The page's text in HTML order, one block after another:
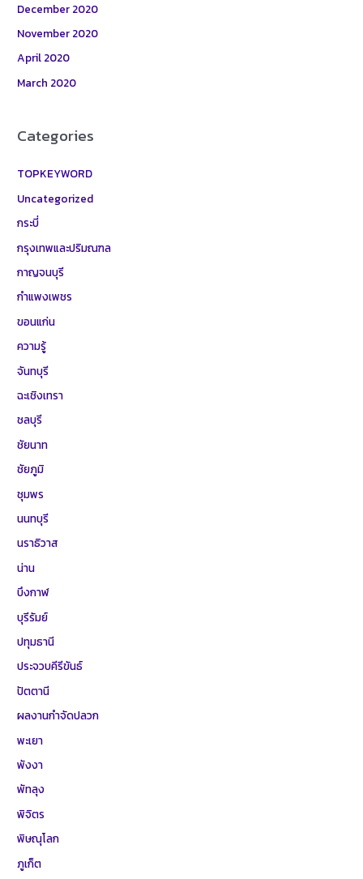
December 2020
November 2020
April 2020
March 2020
Categories
TOPKEYWORD
Uncategorized
กระบี่
กรุงเทพและปริมณฑล
กาญจนบุรี
กำแพงเพชร
ขอนแก่น
ความรู้
จันทบุรี
ฉะเชิงเทรา
ชลบุรี
ชัยนาท
ชัยภูมิ
ชุมพร
นนทบุรี
นราธิวาส
น่าน
บึงกาฬ
บุรีรัมย์
ปทุมธานี
ประจวบคีรีขันธ์
ปัตตานี
ผลงานกำจัดปลวก
พะเยา
พังงา
พัทลุง
พิจิตร
พิษณุโลก
ภูเก็ต